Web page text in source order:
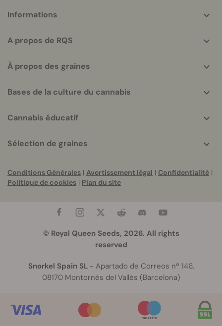
helpful
Informations
A propos de RQS
À propos des graines
Bases de la culture du cannabis
Cannabis éducatif
Sélection de graines
Conditions Générales | Avertissement légal | Confidentialité |
Politique de cookies | Plan du site
© Royal Queen Seeds, 2026. All rights
reserved
Snorkel Spain SL- Apartado de Correos nº 146,
08170 Montornès del Vallès (Barcelona)